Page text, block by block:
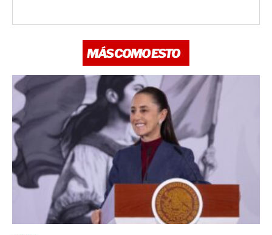
MÁS COMO ESTO